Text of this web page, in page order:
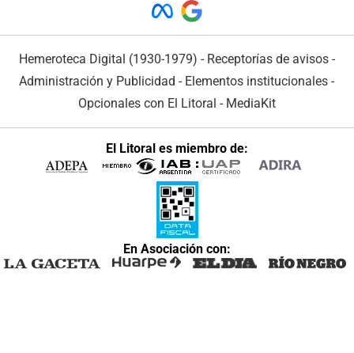
Hemeroteca Digital (1930-1979) - Receptorías de avisos -
Administración y Publicidad - Elementos institucionales -
Opcionales con El Litoral - MediaKit
El Litoral es miembro de:
En Asociación con: